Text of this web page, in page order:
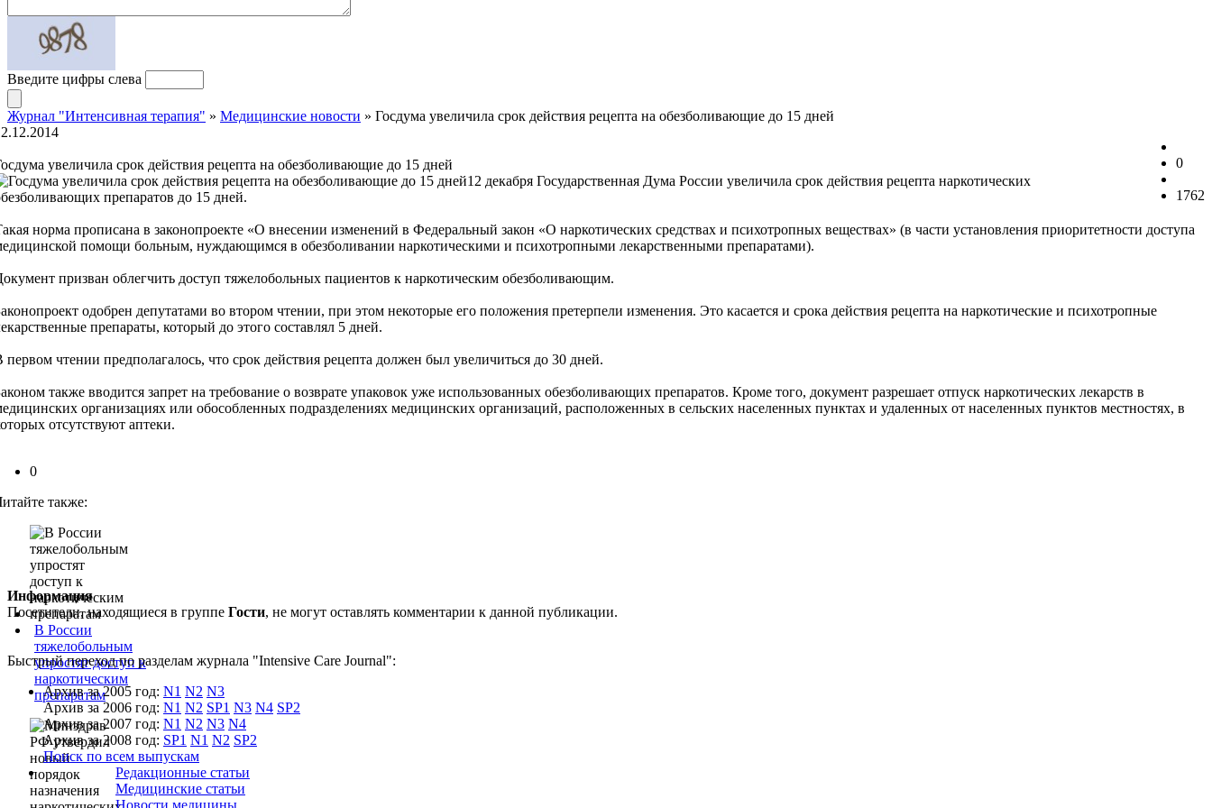
Введите цифры слева
Журнал "Интенсивная терапия" » Медицинские новости » Госдума увеличила срок действия рецепта на обезболивающие до 15 дней
0
1762
увеличила срок действия рецепта на обезболивающие до 15 дней
12 декабря Государственная Дума России увеличила срок действия рецепта наркотических
препаратов до 15 дней.
норма прописана в законопроекте «О внесении изменений в Федеральный закон «О наркотических средствах и психотропных веществах» (в части установления приоритетности доступа
помощи больным, нуждающимся в обезболивании наркотическими и психотропными лекарственными препаратами).
призван облегчить доступ тяжелобольных пациентов к наркотическим обезболивающим.
одобрен депутатами во втором чтении, при этом некоторые его положения претерпели изменения. Это касается и срока действия рецепта на наркотические и психотропные
препараты, который до этого составлял 5 дней.
первом чтении предполагалось, что срок действия рецепта должен был увеличиться до 30 дней.
также вводится запрет на требование о возврате упаковок уже использованных обезболивающих препаратов. Кроме того, документ разрешает отпуск наркотических лекарств в
организациях или обособленных подразделениях медицинских организаций, расположенных в сельских населенных пунктах и удаленных от населенных пунктов местностях, в
отсутствуют аптеки.
0
также:
В России
тяжелобольным
упростят доступ к
наркотическим
препаратам
Информация
Посетители, находящиеся в группе Гости, не могут оставлять комментарии к данной публикации.
Быстрый переход по разделам журнала "Intensive Care Journal":
Архив за 2005 год: N1 N2 N3
Архив за 2006 год: N1 N2 SP1 N3 N4 SP2
Архив за 2007 год: N1 N2 N3 N4
Архив за 2008 год: SP1 N1 N2 SP2
Поиск по всем выпускам
Редакционные статьи
Медицинские статьи
Новости медицины